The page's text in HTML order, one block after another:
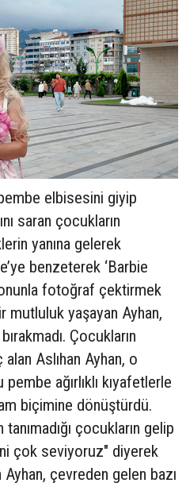
elbisesini giyip
saran çocukların
yanına gelerek
benzeterek ‘Barbie
fotoğraf çektirmek
yaşayan Ayhan,
Çocukların
Aslıhan Ayhan, o
ağırlıklı kıyafetlerle
biçimine dönüştürdü.
çocukların gelip
çok seviyoruz" diyerek
çevreden gelen bazı